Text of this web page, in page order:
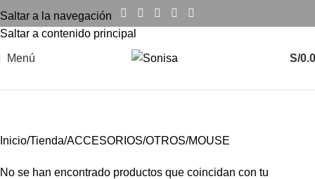
Saltar a la navegación
Saltar a contenido principal
Menú S/
Inicio Tienda ACCESORIOS OTROS MOUSE
No se han encontrado productos que coincidan con tu